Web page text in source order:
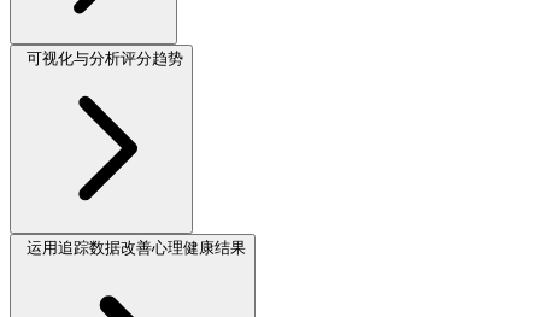
可视化与分析评分趋势
运用追踪数据改善心理健康结果